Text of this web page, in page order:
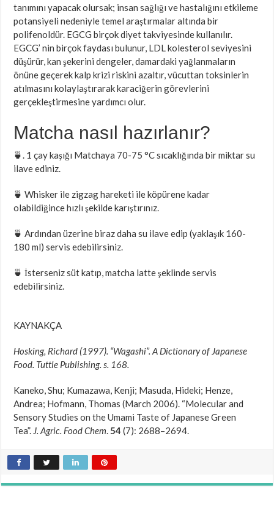
tanımını yapacak olursak; insan sağlığı ve hastalığını etkileme
potansiyeli nedeniyle temel araştırmalar altında bir
polifenoldür. EGCG birçok diyet takviyesinde kullanılır.
EGCG’ nin birçok faydası bulunur, LDL kolesterol seviyesini
düşürür, kan şekerini dengeler, damardaki yağlanmaların
önüne geçerek kalp krizi riskini azaltır, vücuttan toksinlerin
atılmasını kolaylaştırarak karaciğerin görevlerini
gerçekleştirmesine yardımcı olur.
Matcha nasıl hazırlanır?
🍵. 1 çay kaşığı Matchaya 70-75 °C sıcaklığında bir miktar su
ilave ediniz.
🍵 Whisker ile zigzag hareketi ile köpürene kadar
olabildiğince hızlı şekilde karıştırınız.
🍵 Ardından üzerine biraz daha su ilave edip (yaklaşık 160-
180 ml) servis edebilirsiniz.
🍵 İsterseniz süt katıp, matcha latte şeklinde servis
edebilirsiniz.
KAYNAKÇA
Hosking, Richard (1997). “Wagashi”. A Dictionary of Japanese
Food. Tuttle Publishing. s. 168.
Kaneko, Shu; Kumazawa, Kenji; Masuda, Hideki; Henze,
Andrea; Hofmann, Thomas (March 2006). “Molecular and
Sensory Studies on the Umami Taste of Japanese Green
Tea”. J. Agric. Food Chem 54 (7): 2688–2694.